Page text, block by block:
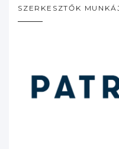
SZERKESZTŐK